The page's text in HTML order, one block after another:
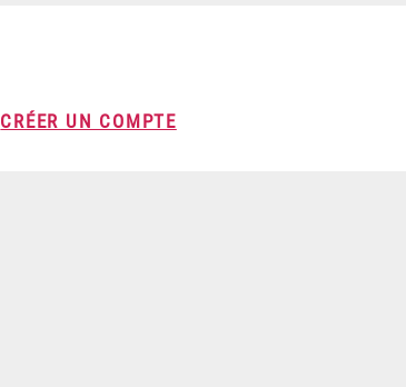
CRÉER UN COMPTE